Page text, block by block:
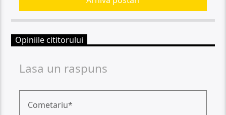
Opiniile cititorului
Lasa un raspuns